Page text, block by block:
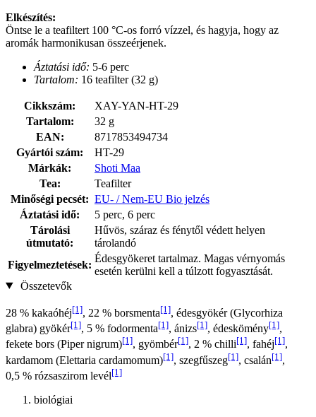
Elkészítés:
Öntse le a teafiltert 100 °C-os forró vízzel, és hagyja, hogy az
aromák harmonikusan összeérjenek.
Áztatási idő: 5-6 perc
Tartalom: 16 teafilter (32 g)
Cikkszám:
XAY-YAN-HT-29
Tartalom:
32 g
EAN:
8717853494734
Gyártói szám:
HT-29
Márkák:
Shoti Maa
Tea:
Teafilter
Minőségi pecsét: EU- / Nem-EU Bio jelzés
Áztatási idő:
5 perc, 6 perc
Tárolási
útmutató:
Hűvös, száraz és fénytől védett helyen
tárolandó
Figyelmeztetések:
Édesgyökeret tartalmaz. Magas vérnyomás
esetén kerülni kell a túlzott fogyasztását.
Összetevők
28 % kakaóhéj[1], 22 % borsmenta[1], édesgyökér (Glycorhiza
glabra) gyökér[1], 5 % fodormenta[1], ánizs[1], édeskömény[1],
fekete bors (Piper nigrum)[1], gyömbér[1], 2 % chilli[1], fahéj[1],
kardamom (Elettaria cardamomum)[1], szegfűszeg[1], csalán[1],
0,5 % rózsaszirom levél[1]
biológiai